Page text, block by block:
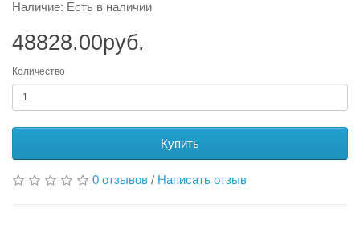
Наличие: Есть в наличии
48828.00руб.
Количество
Купить
0 отзывов / Написать отзыв